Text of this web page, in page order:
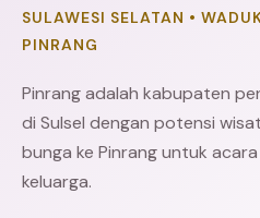
SULAWESI SELATAN •
PINRANG
Pinrang adalah kabupaten
di Sulsel dengan potensi
bunga ke Pinrang untuk
keluarga.